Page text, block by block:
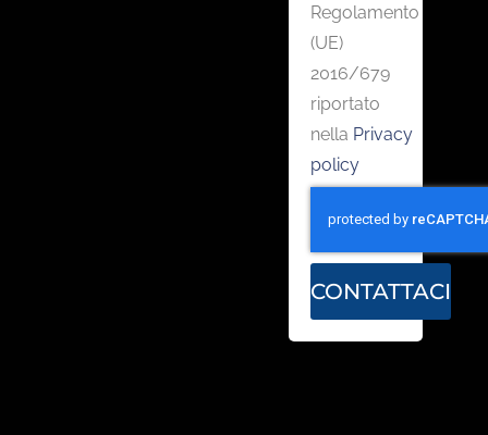
Regolamento
(UE)
2016/679
riportato
nella Privacy
policy
CONTATTACI